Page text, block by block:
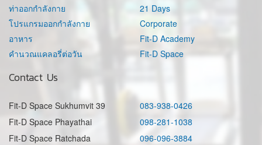
ท่าออกกำลังกาย
โปรแกรมออกกำลังกาย
อาหาร
คำนวณแคลอรี่ต่อวัน
21 Days
Corporate
Fit-D Academy
Fit-D Space
Contact Us
Fit-D Space Sukhumvit 39
083-938-0426
Fit-D Space Phayathai
098-281-1038
Fit-D Space Ratchada
096-096-3884